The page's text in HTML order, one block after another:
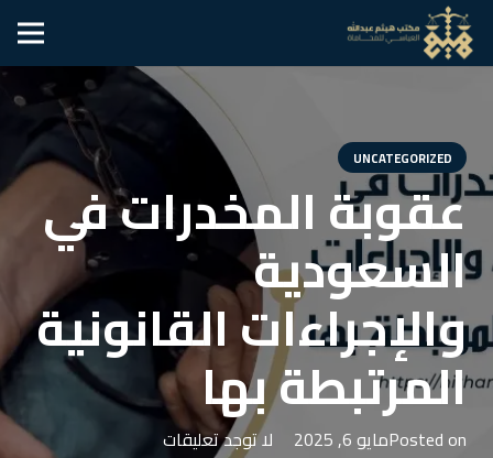
UNCATEGORIZED
عقوبة المخدرات في
السعودية
والإجراءات القانونية
المرتبطة بها
Posted onمايو 6, 2025 لا توجد تعليقات